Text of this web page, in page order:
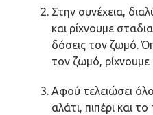
Στην συνέχεια,
και ρίχνουμε
δόσεις τον ζωμό.
τον ζωμό, ρίχνουμε
Αφού τελειώσει
αλάτι, πιπέρι και